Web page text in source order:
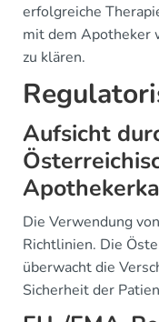
erfolgreiche
mit dem Apotheker
zu klären.
Aufsicht
Die Verwendung
Richtlinien. Die
überwacht die
Sicherheit der